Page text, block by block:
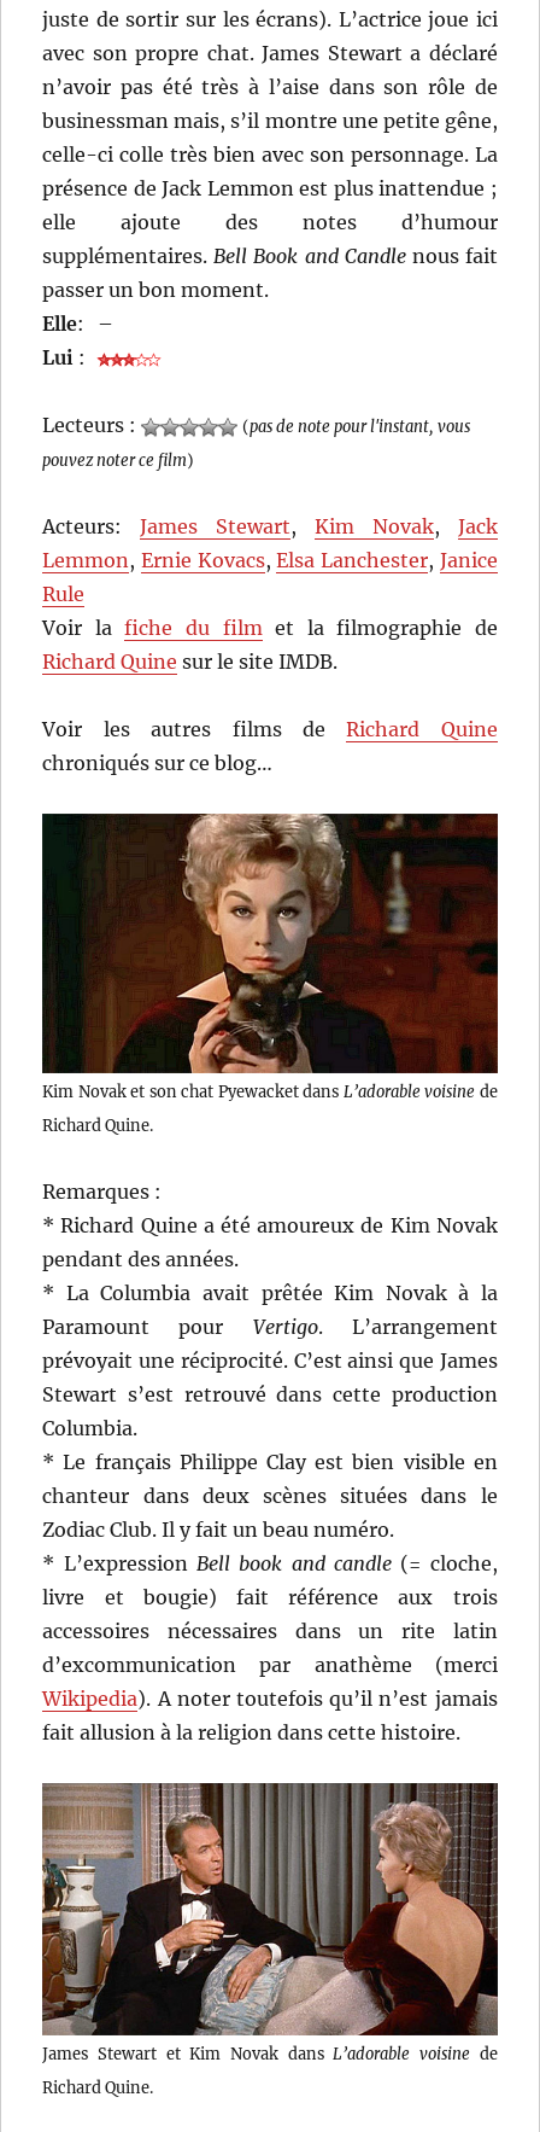
juste de sortir sur les écrans). L’actrice joue ici
avec son propre chat. James Stewart a déclaré
n’avoir pas été très à l’aise dans son rôle de
businessman mais, s’il montre une petite gêne,
celle-ci colle très bien avec son personnage. La
présence de Jack Lemmon est plus inattendue ;
elle ajoute des notes d’humour
supplémentaires.Bell Book and Candlenous fait
passer un bon moment.
Elle:
–
Lui :
Lecteurs : (pas de note pour l'instant, vous
pouvez noter ce film)
Acteurs:James Stewart, Kim Novak, Jack
Lemmon, Ernie Kovacs,Elsa Lanchester, Janice
Rule
Voir lafiche du filmet la filmographie de
Richard Quine sur le site IMDB.
Voir les autres films deRichard Quine
chroniqués sur ce blog…
Kim Novak et son chat Pyewacket dans L’adorable voisine de
Richard Quine.
Remarques :
* Richard Quine a été amoureux de Kim Novak
pendant des années.
* La Columbia avait prêtée Kim Novak à la
Paramount pour Vertigo. L’arrangement
prévoyait une réciprocité. C’est ainsi que James
Stewart s’est retrouvé dans cette production
Columbia.
* Le français Philippe Clay est bien visible en
chanteur dans deux scènes situées dans le
Zodiac Club. Il y fait un beau numéro.
* L’expression Bell book and candle (= cloche,
livre et bougie) fait référence aux trois
accessoires nécessaires dans un rite latin
d’excommunication par anathème (merci
Wikipedia). A noter toutefois qu’il n’est jamais
fait allusion à la religion dans cette histoire.
James Stewart et Kim Novak dans L’adorable voisine de
Richard Quine.